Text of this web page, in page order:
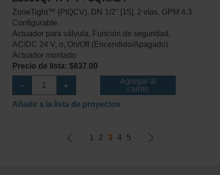
ZoneTight™ (PIQCV), DN 1/2" [15], 2 vías, GPM 4.3
Configurable
Actuador para válvula, Función de seguridad,
AC/DC 24 V, o, On/Off (Encendido/Apagado)
Actuador montado
Precio de lista: $837.00
Agregar al
carrito
Añadir a la lista de proyectos
1 2 3 4 5